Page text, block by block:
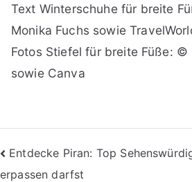
Text Winterschuhe für breite
Monika Fuchs sowie
Fotos Stiefel für breite Füße:
sowie Canva
Entdecke Piran: Top
erpassen darfst